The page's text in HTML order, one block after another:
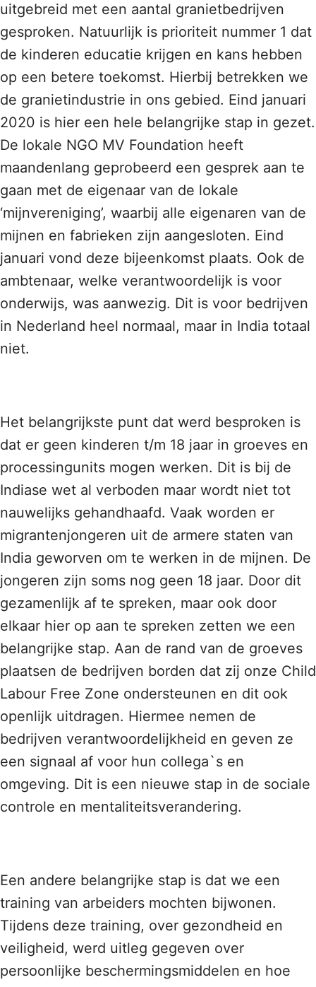
uitgebreid met een aantal granietbedrijven
gesproken. Natuurlijk is prioriteit nummer 1 dat
de kinderen educatie krijgen en kans hebben
op een betere toekomst. Hierbij betrekken we
de granietindustrie in ons gebied. Eind januari
2020 is hier een hele belangrijke stap in gezet.
De lokale NGO MV Foundation heeft
maandenlang geprobeerd een gesprek aan te
gaan met de eigenaar van de lokale
‘mijnvereniging’, waarbij alle eigenaren van de
mijnen en fabrieken zijn aangesloten. Eind
januari vond deze bijeenkomst plaats. Ook de
ambtenaar, welke verantwoordelijk is voor
onderwijs, was aanwezig. Dit is voor bedrijven
in Nederland heel normaal, maar in India totaal
niet.
Het belangrijkste punt dat werd besproken is
dat er geen kinderen t/m 18 jaar in groeves en
processingunits mogen werken. Dit is bij de
Indiase wet al verboden maar wordt niet tot
nauwelijks gehandhaafd. Vaak worden er
migrantenjongeren uit de armere staten van
India geworven om te werken in de mijnen. De
jongeren zijn soms nog geen 18 jaar. Door dit
gezamenlijk af te spreken, maar ook door
elkaar hier op aan te spreken zetten we een
belangrijke stap. Aan de rand van de groeves
plaatsen de bedrijven borden dat zij onze Child
Labour Free Zone ondersteunen en dit ook
openlijk uitdragen. Hiermee nemen de
bedrijven verantwoordelijkheid en geven ze
een signaal af voor hun collega`s en
omgeving. Dit is een nieuwe stap in de sociale
controle en mentaliteitsverandering.
Een andere belangrijke stap is dat we een
training van arbeiders mochten bijwonen.
Tijdens deze training, over gezondheid en
veiligheid, werd uitleg gegeven over
persoonlijke beschermingsmiddelen en hoe